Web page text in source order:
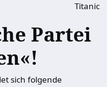
Titanic
Partei
sich folgende